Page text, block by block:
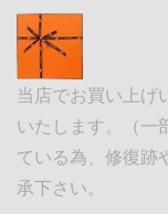
当店でお買い上げ
いたします。（一
ている為、修復跡
承下さい。